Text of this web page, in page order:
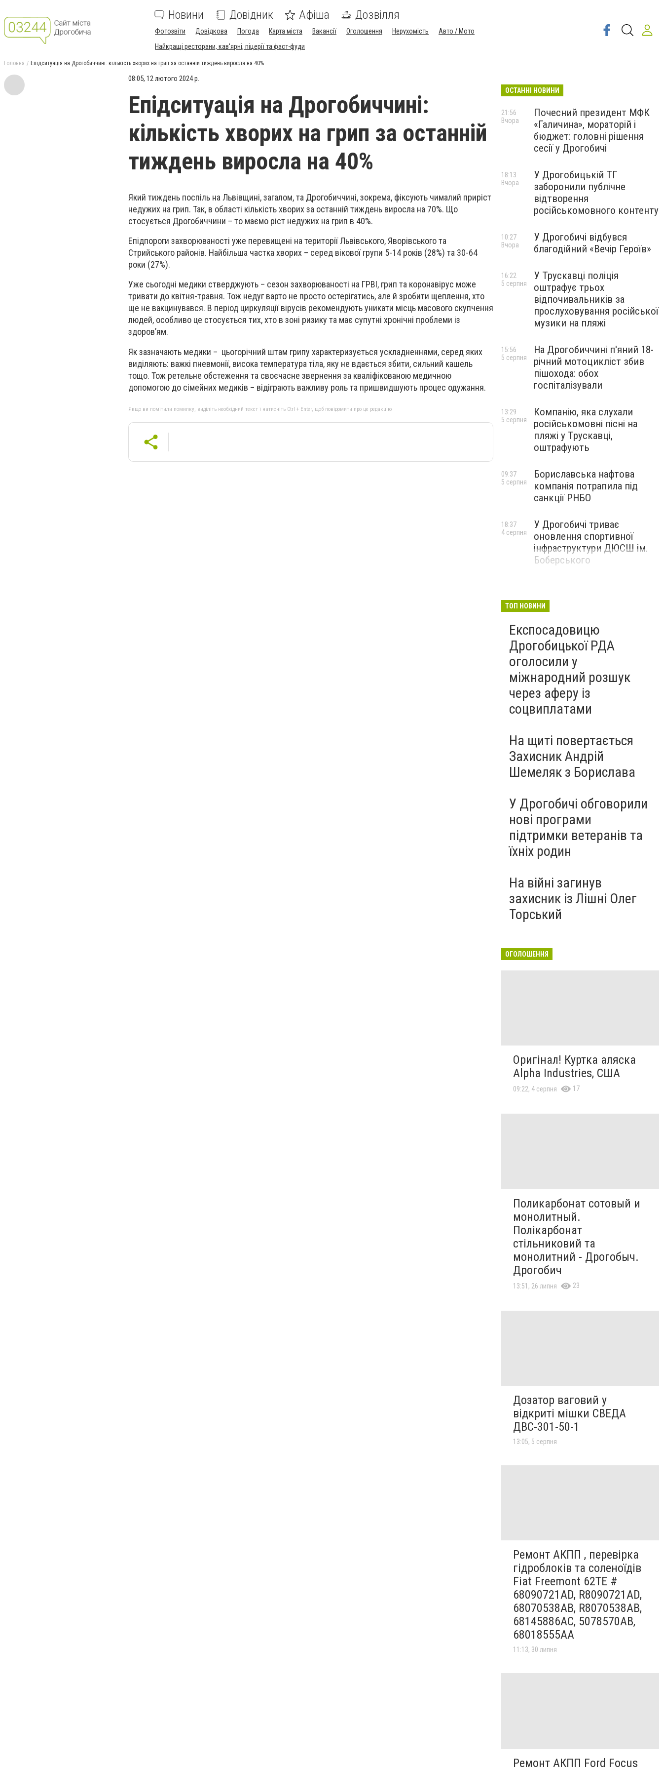
Новини Довідник Афіша Дозвілля
Фотозвіти Довідкова Погода Карта міста Вакансії Оголошення Нерухомість
Авто / Мото
Найкращі ресторани, кав'ярні, піцерії та фаст-фуди
Головна Епідситуація на Дрогобиччині: кількість хворих на грип за останній тиждень виросла на 40%
08:05, 12 лютого 2024 р.
Епідситуація на Дрогобиччині:
кількість хворих на грип за останній
тиждень виросла на 40%
Який тиждень поспіль на Львівщині, загалом, та Дрогобиччині, зокрема, фіксують чималий приріст
недужих на грип. Так, в області кількість хворих за останній тиждень виросла на 70%. Що
стосується Дрогобиччини – то маємо ріст недужих на грип в 40%.
Епідпороги захворюваності уже перевищені на території Львівського, Яворівського та
Стрийського районів. Найбільша частка хворих – серед вікової групи 5-14 років (28%) та 30-64
роки (27%).
Уже сьогодні медики стверджують – сезон захворюваності на ГРВІ, грип та коронавірус може
тривати до квітня-травня. Тож недуг варто не просто остерігатись, але й зробити щеплення, хто
ще не вакцинувався. В період циркуляції вірусів рекомендують уникати місць масового скупчення
людей, особливо це стосується тих, хто в зоні ризику та має супутні хронічні проблеми із
здоров’ям.
Як зазначають медики – цьогорічний штам грипу характеризується ускладненнями, серед яких
виділяють: важкі пневмонії, висока температура тіла, яку не вдається збити, сильний кашель
тощо. Тож ретельне обстеження та своєчасне звернення за кваліфікованою медичною
допомогою до сімейних медиків – відіграють важливу роль та пришвидшують процес одужання.
Якщо ви помітили помилку, виділіть необхідний текст і натисніть Ctrl + Enter, щоб повідомити про це редакцію
ОСТАННІ НОВИНИ
Почесний президент МФК
«Галичина», мораторій і
бюджет: головні рішення
сесії у Дрогобичі
21:56
Вчора
У Дрогобицькій ТГ
заборонили публічне
відтворення
російськомовного контенту
18:13
Вчора
У Дрогобичі відбувся
благодійний «Вечір Героїв»
10:27
Вчора
У Трускавці поліція
оштрафує трьох
відпочивальників за
прослуховування російської
музики на пляжі
16:22
5 серпня
На Дрогобиччині п'яний 18-
річний мотоцикліст збив
пішохода: обох
госпіталізували
15:56
5 серпня
Компанію, яка слухали
російськомовні пісні на
пляжі у Трускавці,
оштрафують
13:29
5 серпня
Бориславська нафтова
компанія потрапила під
санкції РНБО
09:37
5 серпня
У Дрогобичі триває
оновлення спортивної
інфраструктури ДЮСШ ім.
Боберського
18:37
4 серпня
ТОП НОВИНИ
Експосадовицю
Дрогобицької РДА
оголосили у
міжнародний розшук
через аферу із
соцвиплатами
На щиті повертається
Захисник Андрій
Шемеляк з Борислава
У Дрогобичі обговорили
нові програми
підтримки ветеранів та
їхніх родин
На війні загинув
захисник із Лішні Олег
Торський
ОГОЛОШЕННЯ
Оригінал! Куртка аляска
Alpha Industries, США
09:22, 4 серпня 17
Поликарбонат сотовый и
монолитный.
Полікарбонат
стільниковий та
монолитний - Дрогобыч.
Дрогобич
13:51, 26 липня 23
Дозатор ваговий у
відкриті мішки СВЕДА
ДВС-301-50-1
13:05, 5 серпня
Ремонт АКПП , перевірка
гідроблоків та соленоїдів
Fiat Freemont 62TE #
68090721AD, R8090721AD,
68070538AB, R8070538AB,
68145886AC, 5078570AB,
68018555AA
11:13, 30 липня
Ремонт АКПП Ford Focus